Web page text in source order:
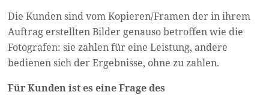
Die Kunden sind vom Kopieren/Framen der in ihrem
Auftrag erstellten Bilder genauso betroffen wie die
Fotografen: sie zahlen für eine Leistung, andere
bedienen sich der Ergebnisse, ohne zu zahlen.
Für Kunden ist es eine Frage des